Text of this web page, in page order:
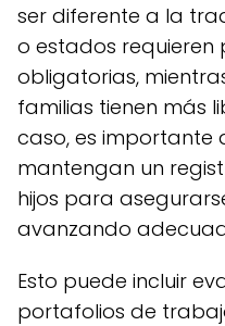
ser diferente a la
o estados
obligatorias,
familias tienen más
caso, es importante
mantengan un
hijos para
avanzando
Esto puede incluir
portafolios de